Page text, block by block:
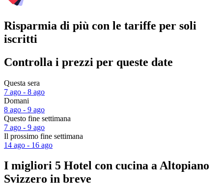
Risparmia di più con le tariffe per soli
iscritti
Controlla i prezzi per queste date
Questa sera
7 ago - 8 ago
Domani
8 ago - 9 ago
Questo fine settimana
7 ago - 9 ago
Il prossimo fine settimana
14 ago - 16 ago
I migliori 5 Hotel con cucina a Altopiano
Svizzero in breve